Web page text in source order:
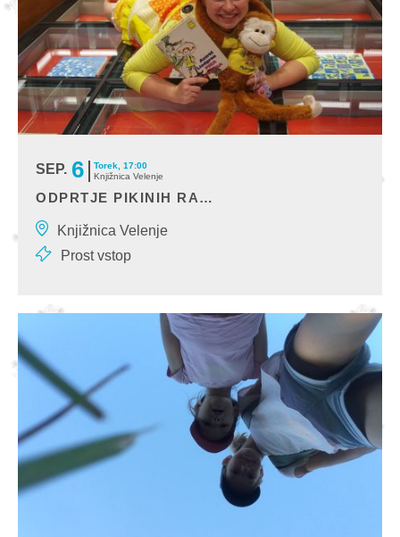
SEP. 6
Torek, 17:00
Knjižnica Velenje
ODPRTJE PIKINIH RAZSTAV
Pika Nogavička tokrat vabi na odprtje pikasto obarvanih razstav, in
sicer razstave Otroštvo v naših
Knjižnica Velenje
Prost vstop